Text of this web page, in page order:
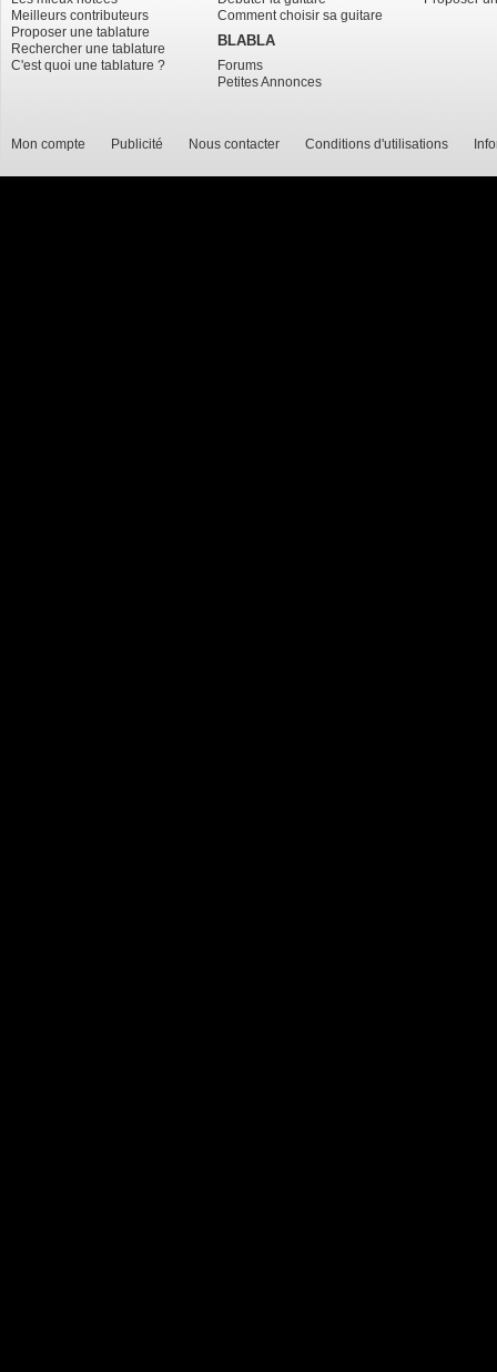
Meilleurs contributeurs
Proposer une tablature
Rechercher une tablature
C'est quoi une tablature ?
Comment choisir sa guitare
BLABLA
Forums
Petites Annonces
Mon compte Publicité Nous contacter Conditions d'utilisations